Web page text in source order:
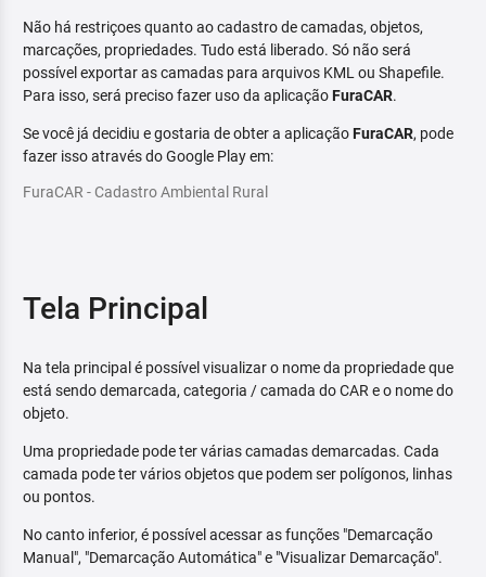
Não há restriçoes quanto ao cadastro de camadas, objetos,
marcações, propriedades. Tudo está liberado. Só não será
possível exportar as camadas para arquivos KML ou Shapefile.
Para isso, será preciso fazer uso da aplicaçãoFuraCAR.
Se você já decidiu e gostaria de obter a aplicaçãoFuraCAR, pode
fazer isso através do Google Play em:
FuraCAR - Cadastro Ambiental Rural
Tela Principal
Na tela principal é possível visualizar o nome da propriedade que
está sendo demarcada, categoria / camada do CAR e o nome do
objeto.
Uma propriedade pode ter várias camadas demarcadas. Cada
camada pode ter vários objetos que podem ser polígonos, linhas
ou pontos.
No canto inferior, é possível acessar as funções "Demarcação
Manual", "Demarcação Automática" e "Visualizar Demarcação".